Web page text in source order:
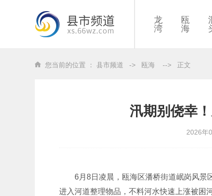
龙
湾
瓯
海
您当前的位置 ： 县市频道 -> 瓯海 --> 正文
汛期别侥幸
2026年
6月8日凌晨，瓯海区潘桥街道岷岗风景
进入河道整理物品，不料河水快速上涨被困